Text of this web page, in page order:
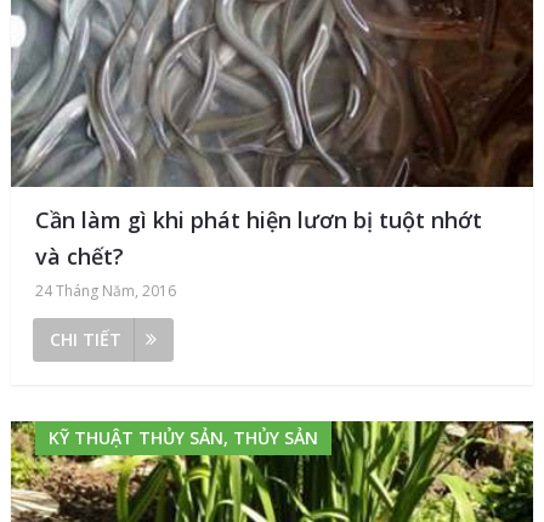
Cần làm gì khi phát hiện lươn bị tuột nhớt
và chết?
24 Tháng Năm, 2016
CHI TIẾT
KỸ THUẬT THỦY SẢN, THỦY SẢN